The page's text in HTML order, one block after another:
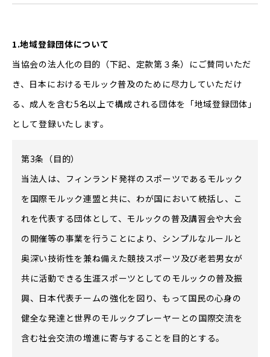
1.地域登録団体について
当協会の法人化の目的（下記、定款第３条）にご賛同いただ
き、日本におけるモルック普及のために尽力していただけ
る、成人を含む5名以上で構成される団体を「地域登録団体」
として登録いたします。
第3条（目的）
当法人は、フィンランド発祥のスポーツであるモルック
を国際モルック連盟と共に、わが国において統括し、こ
れを代表する団体として、モルックの普及講習会や大会
の開催等の事業を行うことにより、シンプルなルールと
奥深い技術性を兼ね備えた競技スポーツ及び老若男女が
共に活動できる生涯スポーツとしてのモルックの普及振
興、日本代表チームの強化を図り、もって国民の心身の
健全な発達と世界のモルックプレーヤーとの国際交流を
含む社会交流の増進に寄与することを目的とする。